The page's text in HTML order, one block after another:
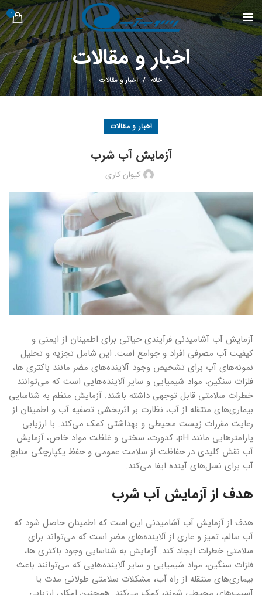
0
اخبار و مقالات
خانه اخبار و مقالات
اخبار و مقالات
آزمایش آب شرب
کیوان کاری
آزمایش آب آشامیدنی فرآیندی حیاتی برای اطمینان از ایمنی و
کیفیت آب مصرفی افراد و جوامع است. این شامل تجزیه و تحلیل
نمونه‌های آب برای تشخیص وجود آلاینده‌های مضر مانند باکتری ها،
فلزات سنگین، مواد شیمیایی و سایر آلاینده‌هایی است که می‌توانند
خطرات سلامتی قابل توجهی داشته باشند. آزمایش منظم به شناسایی
بیماری‌های منتقله از آب، نظارت بر اثربخشی تصفیه آب و اطمینان از
رعایت مقررات زیست محیطی و بهداشتی کمک می‌کند. با ارزیابی
پارامترهایی مانند pH، کدورت، سختی و غلظت مواد خاص، آزمایش
آب نقش کلیدی در حفاظت از سلامت عمومی و حفظ یکپارچگی منابع
آب برای نسل‌های آینده ایفا می‌کند.
هدف از آزمایش آب شرب
هدف از آزمایش آب آشامیدنی این است که اطمینان حاصل شود که
آب سالم، تمیز و عاری از آلاینده‌های مضر است که می‌تواند برای
سلامتی خطرات ایجاد کند. آزمایش به شناسایی وجود باکتری ها،
فلزات سنگین، مواد شیمیایی و سایر آلاینده‌هایی که می‌توانند باعث
بیماری‌های منتقله از راه آب، مشکلات سلامتی طولانی مدت یا